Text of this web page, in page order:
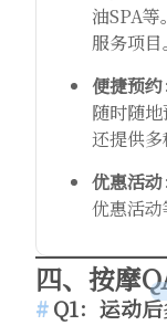
油SPA
服务项目。
便捷预约
随时随
还提供多
优惠活动
优惠活动
四、按摩
Q1：运动